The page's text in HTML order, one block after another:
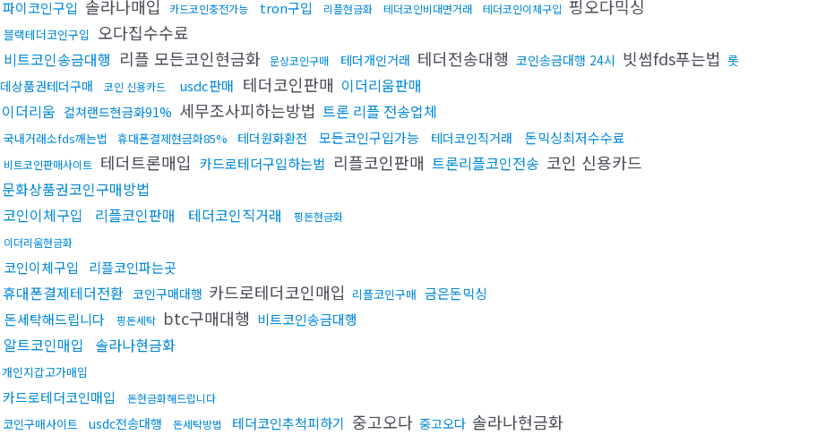
파이코인구입 솔라나매입 카드코인충전가능 tron구입 리플현금화 테더코인비대면거래 테더코인이체구입 핑오다믹싱
블랙테더코인구입 오다집수수료
비트코인송금대행 리플 모든코인현금화 문상코인구매 테더개인거래 테더전송대행 코인송금대행 24시 빗썸fds푸는법 롯
데상품권테더구매
코인 신용카드 usdc판매 테더코인판매 이더리움판매
이더리움 컬쳐랜드현금화91% 세무조사피하는방법 트론 리플 전송업체
국내거래소fds깨는법 휴대폰결제현금화85% 테더원화환전 모든코인구입가능 테더코인직거래 돈믹싱최저수수료
비트코인판매사이트 테더트론매입 카드로테더구입하는법 리플코인판매 트론리플코인전송 코인 신용카드
문화상품권코인구매방법
코인이체구입
리플코인판매 테더코인직거래
핑돈현금화
이더리움현금화
코인이체구입 리플코인파는곳
휴대폰결제테더전환 코인구매대행 카드로테더코인매입 리플코인구매 금은돈믹싱
돈세탁해드립니다
핑돈세탁 btc구매대행 비트코인송금대행
알트코인매입 솔라나현금화
개인지갑고가매입
카드로테더코인매입 돈현금화해드립니다
코인구매사이트 usdc전송대행 돈세탁방법 테더코인추척피하기 중고오다 중고오다 솔라나현금화